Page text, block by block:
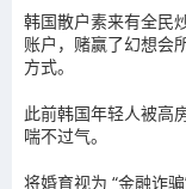
韩国散户素来有全民
账户，赌赢了幻想会
方式。
此前韩国年轻人被高
喘不过气。
将婚育视为 “金融诈